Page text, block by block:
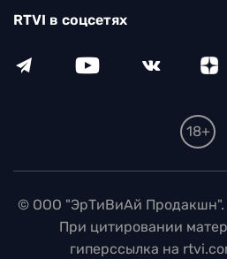
RTVI в соцсетях
18+
© ООО "ЭрТиВиАй
При цитировании
гиперссылка на